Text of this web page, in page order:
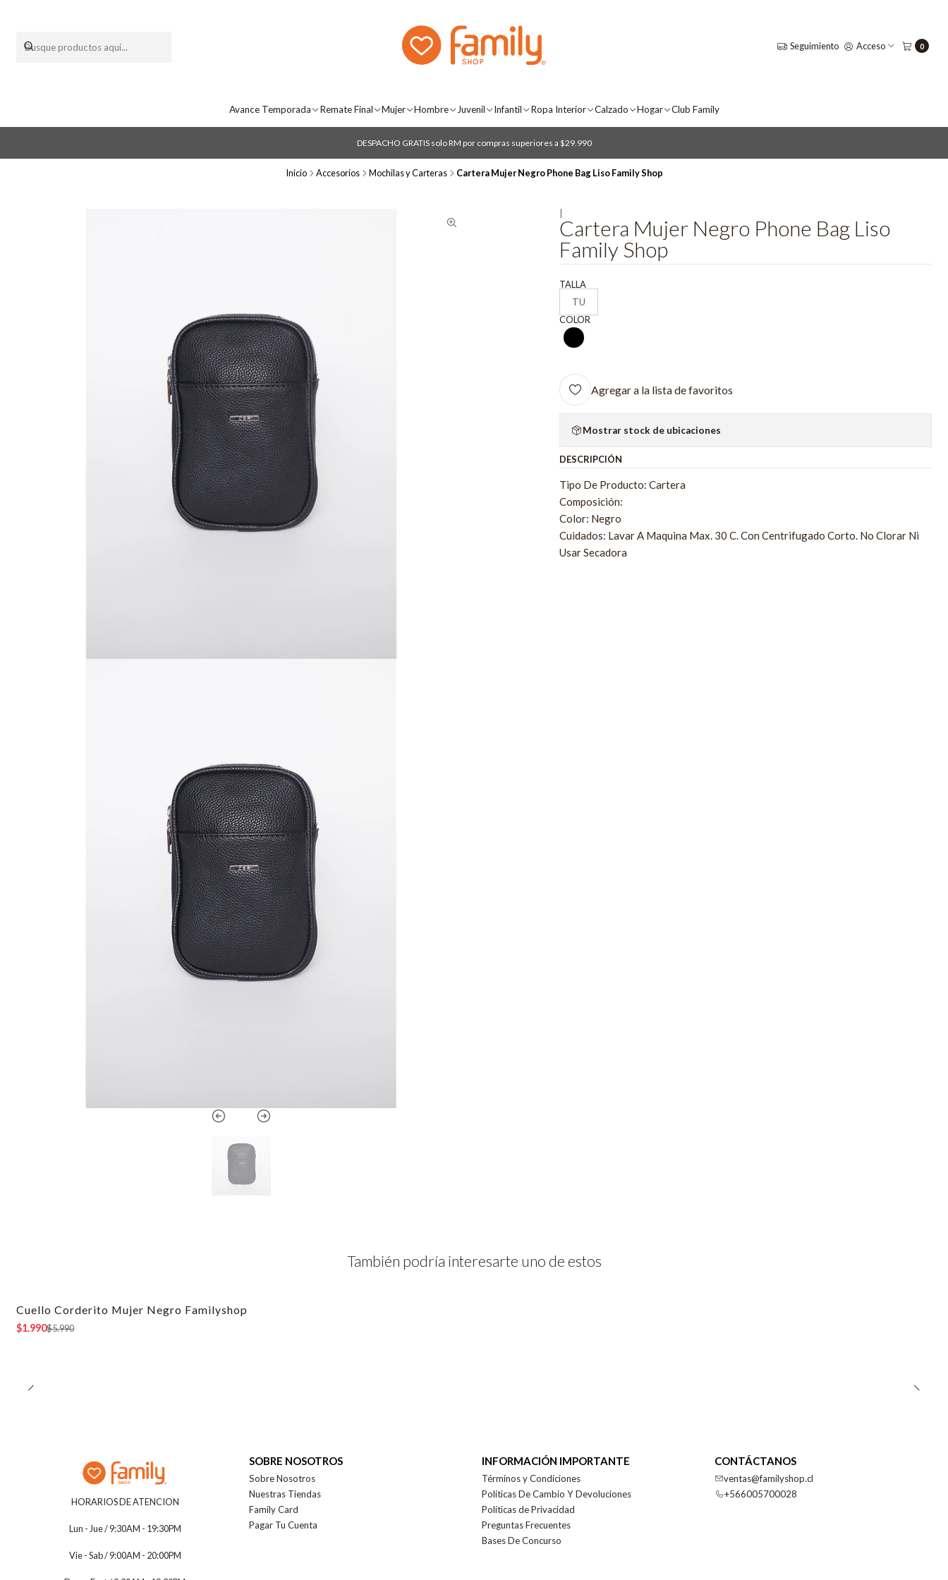
Seguimiento Acceso 0
Avance Temporada Remate Final Mujer Hombre Juvenil Infantil Ropa Interior Calzado Hogar Club Family
DESPACHO GRATIS solo RM por compras superiores a $29.990
Inicio Accesorios Mochilas y Carteras Cartera Mujer Negro Phone Bag Liso Family Shop
Cartera Mujer Negro Phone Bag Liso
Family Shop
TALLA
TU
COLOR
Agregar a la lista de favoritos
Mostrar stock de ubicaciones
DESCRIPCIÓN
Tipo De Producto: Cartera
Composición:
Color: Negro
Cuidados: Lavar A Maquina Max. 30 C. Con Centrifugado Corto. No Clorar Ni
Usar Secadora
También podría interesarte uno de estos
-67% OFF
Cuello Corderito Mujer Negro Familyshop
$1.990$5.990
HORARIOS DE ATENCION
Lun - Jue / 9:30AM - 19:30PM
Vie - Sab / 9:00AM - 20:00PM
SOBRE NOSOTROS
Sobre Nosotros
Nuestras Tiendas
Family Card
Pagar Tu Cuenta
INFORMACIÓN IMPORTANTE
Términos y Condiciones
Políticas De Cambio Y Devoluciones
Políticas de Privacidad
Preguntas Frecuentes
Bases De Concurso
CONTÁCTANOS
ventas@familyshop.cl
+566005700028